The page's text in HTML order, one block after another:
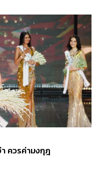
ควรค่ามงกุฎ